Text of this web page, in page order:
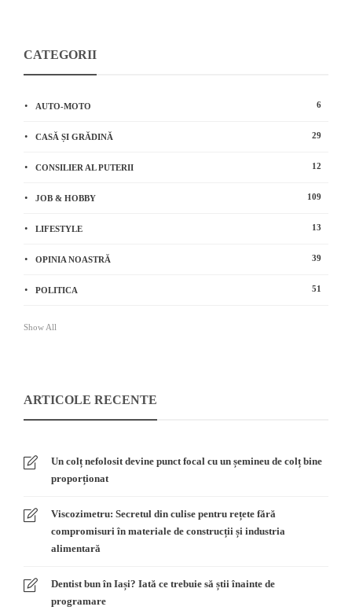
CATEGORII
AUTO-MOTO 6
CASĂ ȘI GRĂDINĂ 29
CONSILIER AL PUTERII 12
JOB & HOBBY 109
LIFESTYLE 13
OPINIA NOASTRĂ 39
POLITICA 51
Show All
ARTICOLE RECENTE
Un colț nefolosit devine punct focal cu un șemineu de colț bine
proporționat
Viscozimetru: Secretul din culise pentru rețete fără
compromisuri în materiale de construcții și industria
alimentară
Dentist bun în Iași? Iată ce trebuie să știi înainte de
programare